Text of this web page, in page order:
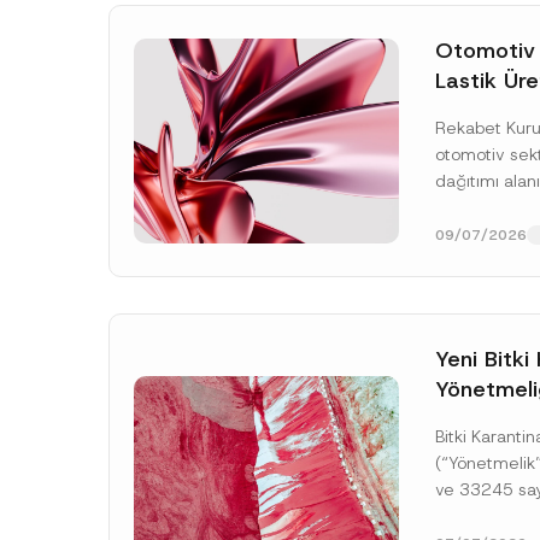
Otomotiv
Lastik
Toplam
Rekabet
otomotiv
dağıtımı
Rekabetin
09/07/2026
Yeni Bitki
Bitki
ve 33245
Ad